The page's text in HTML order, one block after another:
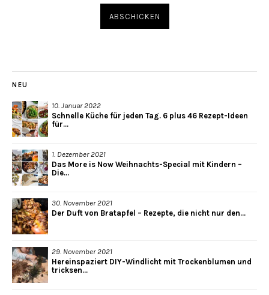
NEU
10. Januar 2022
Schnelle Küche für jeden Tag. 6 plus 46 Rezept-Ideen
für...
1. Dezember 2021
Das More is Now Weihnachts-Special mit Kindern –
Die...
30. November 2021
Der Duft von Bratapfel – Rezepte, die nicht nur den...
29. November 2021
Hereinspaziert DIY-Windlicht mit Trockenblumen und
tricksen...